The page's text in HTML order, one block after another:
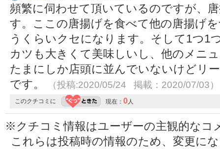
頻繁に伺わせて頂いているのですが、
す。ここの唐揚げを食べて他の唐揚げ
うくらいクセになります。そして1つ1
カツも大きくて美味しいし、他のメニ
たまにしか店頭に並んでいないけどリ
です。
（投稿:2020/05/24 掲載：2020/07/03）
このクチコミに 現在： 0 人
※クチコミ情報はユーザーの主観的なコ
これらは投稿時の情報のため、変更に